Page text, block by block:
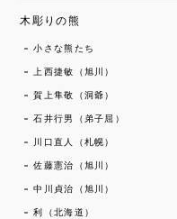
木彫りの熊
小さな熊たち
上西捷敏（旭川）
賀上隼敬（洞爺）
石井行男（弟子屈）
川口直人（札幌）
佐藤憲治（旭川）
中川貞治（旭川）
利（北海道）